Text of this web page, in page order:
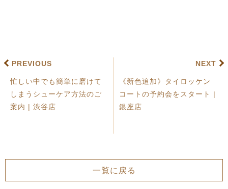
PREVIOUS
忙しい中でも簡単に磨けて
しまうシューケア方法のご
案内 | 渋谷店
NEXT
《新色追加》タイロッケン
コートの予約会をスタート |
銀座店
一覧に戻る